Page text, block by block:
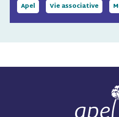
Apel Vie associative